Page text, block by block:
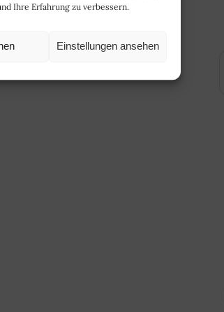
Ihre Erfahrung zu verbessern.
Einstellungen ansehen